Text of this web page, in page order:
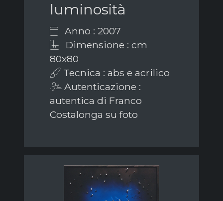
luminosità
Anno : 2007
Dimensione : cm
80x80
Tecnica : abs e acrilico
Autenticazione :
autentica di Franco
Costalonga su foto